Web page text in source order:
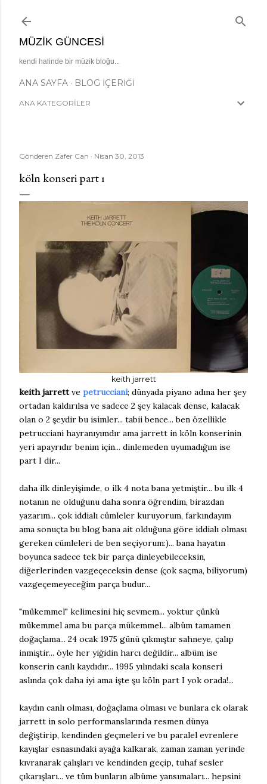
MÜZIK GÜNCESI
kendi halinde bir müzik bloğu...
ANA SAYFA BLOG İÇERIĞI
ANA KATEGORİLER
Gönderen Zafer Can Nisan 30, 2013
köln konseri part i
keith jarrett
keith jarrettve petrucciani; dünyada piyano adına her şey
ortadan kaldırılsa ve sadece 2 şey kalacak dense, kalacak
olan o 2 şeydir bu isimler... tabii bence... ben özellikle
petrucciani hayranıyımdır ama jarrett in köln konserinin
yeri apayrıdır benim için... dinlemeden uyumadığım ise
part I dir...
daha ilk dinleyişimde, o ilk 4 nota bana yetmiştir... bu ilk 4
notanın ne olduğunu daha sonra öğrendim, birazdan
yazarım... çok iddialı cümleler kuruyorum, farkındayım
ama sonuçta bu blog bana ait olduğuna göre iddialı olması
gereken cümleleri de ben seçiyorum:)... bana hayatın
boyunca sadece tek bir parça dinleyebileceksin,
diğerlerinden vazgeçeceksin dense (çok saçma, biliyorum)
vazgeçemeyeceğim parça budur...
"mükemmel" kelimesini hiç sevmem... yoktur çünkü
mükemmel ama bu parça mükemmel... albüm tamamen
doğaçlama... 24 ocak 1975 günü çıkmıştır sahneye, çalıp
inmiştir... öyle her yiğidin harcı değildir... albüm ise
konserin canlı kaydıdır... 1995 yılındaki scala konseri
aslında çok daha iyi ama işte şu köln part I yok orada!...
kaydın canlı olması, doğaçlama olması ve bunlara ek olarak
jarrett in solo performanslarında resmen dünya
değiştirip, kendinden geçmeleri ve bu paralel evrenlere
kayışlar esnasındaki ayağa kalkarak, zaman zaman yerinde
kıvranarak çalışları ve kendinden geçip, tuhaf sesler
çıkarışları... ve tüm bunların albüme yansımaları... hepsini